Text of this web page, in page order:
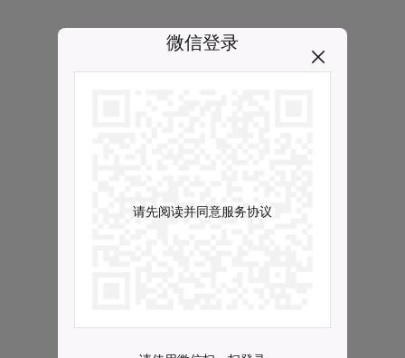
微信登录
请先阅读并同意服务协议